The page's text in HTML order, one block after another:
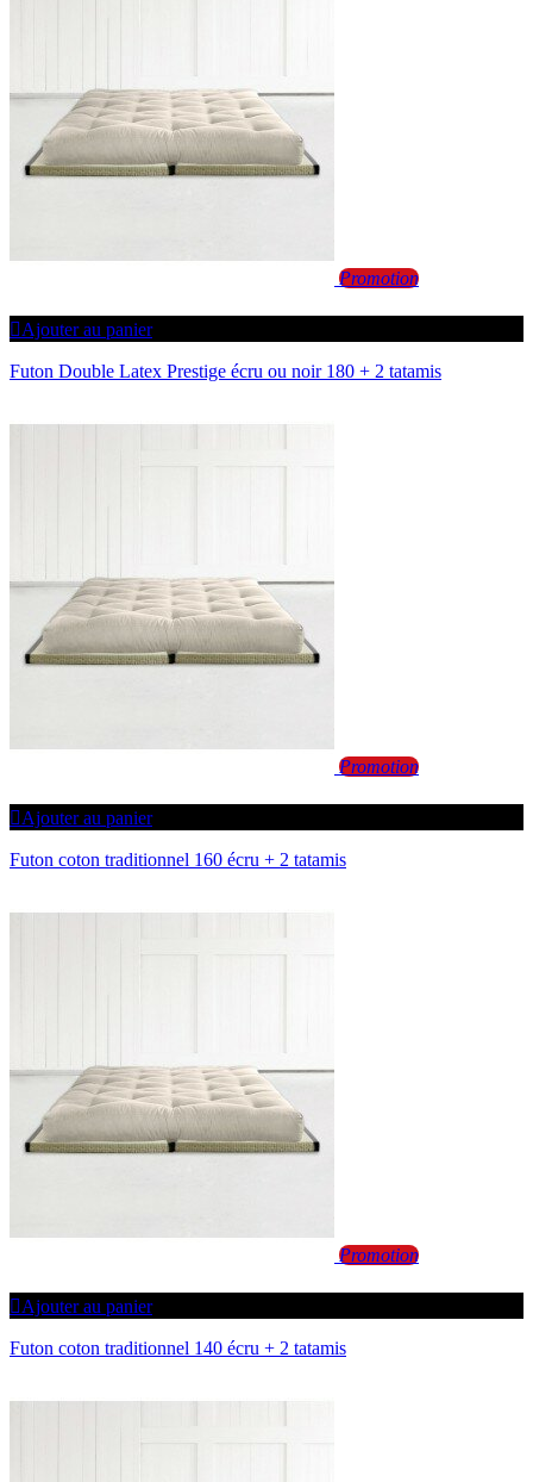
Promotion
Ajouter au panier
Futon Double Latex Prestige écru ou noir 180 + 2 tatamis
Promotion
Ajouter au panier
Futon coton traditionnel 160 écru + 2 tatamis
Promotion
Ajouter au panier
Futon coton traditionnel 140 écru + 2 tatamis